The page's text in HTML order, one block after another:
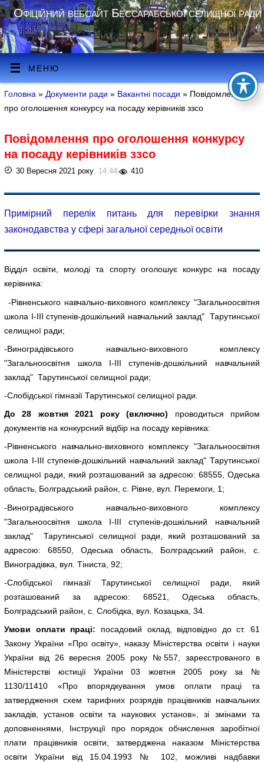
Офіційний вебсайт Бессарабської селищної ради
МЕНЮ
Головна » Документи ради» Вакантні посади» Повідомлення
про оголошення конкурсу на посаду керівників ззсо
Повідомлення про оголошення конкурсу
на посаду керівників ззсо
30 Вересня 2021 року, 14:44| 410
Примірний перелік питань для перевірки знання
законодавства у сфері загальної середньої освіти
Відділ освіти, молоді та спорту оголошує конкурс на посаду
керівника:
-Рівненського навчально-виховного комплексу "Загальноосвітня
школа І-ІІІ ступенів-дошкільний навчальний заклад" Тарутинської
селищної ради;
-Виноградівського навчально-виховного комплексу
"Загальноосвітня школа І-ІІІ ступенів-дошкільний навчальний
заклад" Тарутинської селищної ради;
-Слобідської гімназії Тарутинської селищної ради.
До 28 жовтня 2021 року (включно) проводиться прийом
документів на конкурсний відбір на посаду керівника:
-Рівненського навчально-виховного комплексу "Загальноосвітня
школа І-ІІІ ступенів-дошкільний навчальний заклад" Тарутинської
селищної ради, який розташований за адресою: 68555, Одеська
область, Болградський район, с. Рівне, вул. Перемоги, 1;
-Виноградівського навчально-виховного комплексу
"Загальноосвітня школа І-ІІІ ступенів-дошкільний навчальний
заклад" Тарутинської селищної ради, який розташований за
адресою: 68550, Одеська область, Болградський район, с.
Виноградівка, вул. Тіниста, 92;
-Слобідської гімназії Тарутинської селищної ради, який
розташований за адресою: 68521, Одеська область,
Болградський район, с. Слобідка, вул. Козацька, 34.
Умови оплати праці: посадовий оклад, відповідно до ст. 61
Закону України «Про освіту», наказу Міністерства освіти і науки
України від 26 вересня 2005 року №557, зареєстрованого в
Міністерстві юстиції України 03 жовтня 2005 року за №
1130/11410 «Про впорядкування умов оплати праці та
затвердження схем тарифних розрядів працівників навчальних
закладів, установ освіти та наукових установ», зі змінами та
доповненнями, Інструкції про порядок обчислення заробітної
плати працівників освіти, затверджена наказом Міністерства
освіти України від 15.04.1993 № 102, можливі надбавки